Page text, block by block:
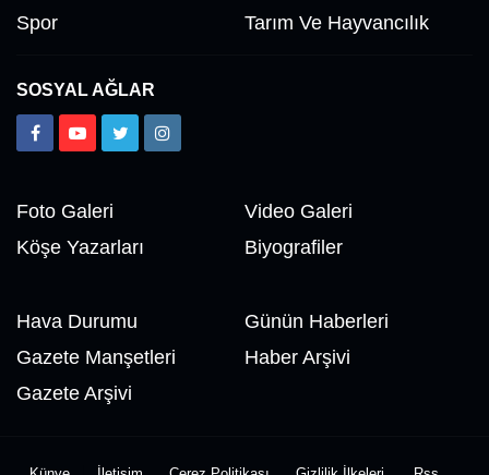
Spor
Tarım Ve Hayvancılık
SOSYAL AĞLAR
Foto Galeri
Video Galeri
Köşe Yazarları
Biyografiler
Hava Durumu
Günün Haberleri
Gazete Manşetleri
Haber Arşivi
Gazete Arşivi